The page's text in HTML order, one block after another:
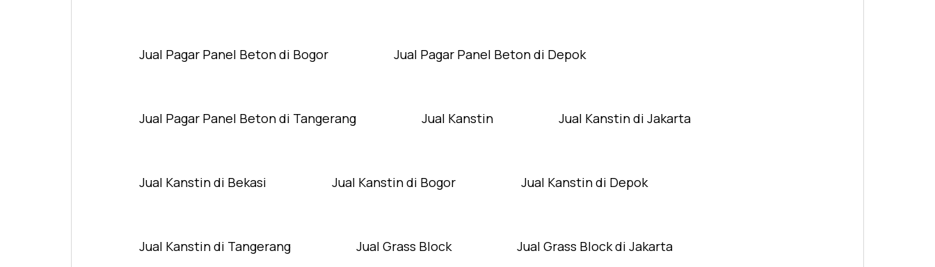
Jual Pagar Panel Beton di Bogor Jual Pagar Panel Beton di Depok
Jual Pagar Panel Beton di Tangerang Jual Kanstin Jual Kanstin di Jakarta
Jual Kanstin di Bekasi Jual Kanstin di Bogor Jual Kanstin di Depok
Jual Kanstin di Tangerang Jual Grass Block Jual Grass Block di Jakarta